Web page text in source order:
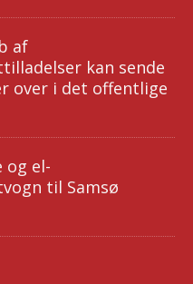
af
kan sende
over i det offentlige
og el-
til Samsø